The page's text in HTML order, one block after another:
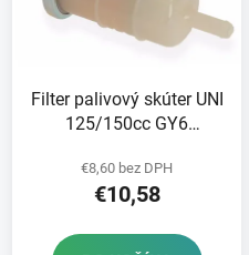
Filter palivový skúter UNI
125/150cc GY6
R8
€8,60 bez DPH
€10,58